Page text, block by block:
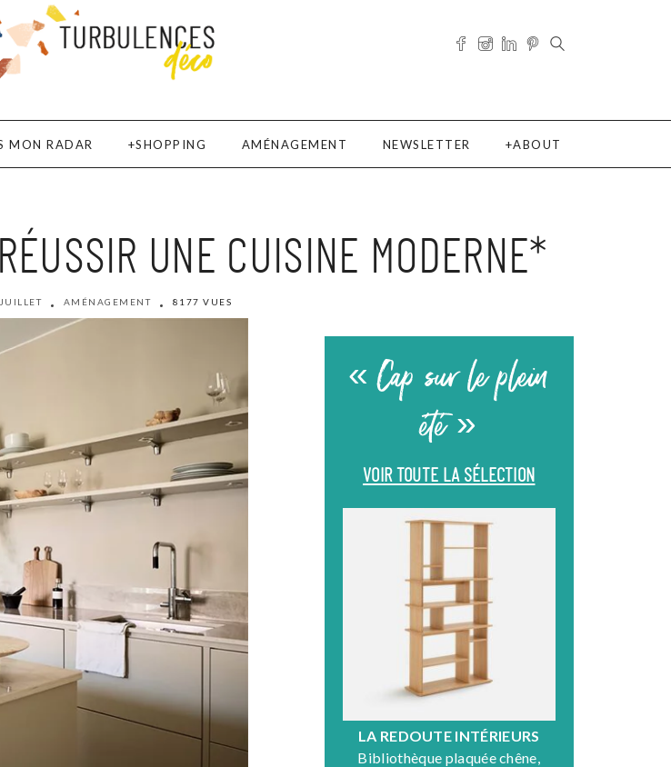
MON RADAR SHOPPING AMÉNAGEMENT NEWSLETTER ABOUT
UNE CUISINE MODERNE*
AMÉNAGEMENT 8177 VUES
« Cap sur le plein
été »
VOIR TOUTE LA SÉLECTION
LA REDOUTE INTÉRIEURS
Bibliothèque plaquée chêne,